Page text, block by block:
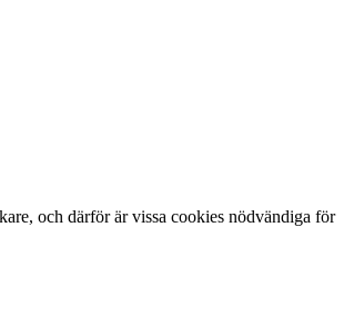
och därför är vissa cookies nödvändiga för